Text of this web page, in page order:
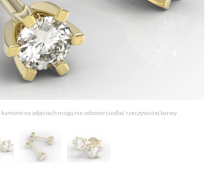
kamieni na zdjęciach mogą nie odzwierciedlać rzeczywistej barwy